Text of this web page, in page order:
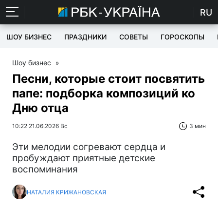
RU
ШОУ БИЗНЕС ПРАЗДНИКИ СОВЕТЫ ГОРОСКОПЫ
Шоу бизнес »
Песни, которые стоит посвятить
папе: подборка композиций ко
Дню отца
10:22 21.06.2026 Вс 3 мин
Эти мелодии согревают сердца и
пробуждают приятные детские
воспоминания
НАТАЛИЯ КРИЖАНОВСКАЯ